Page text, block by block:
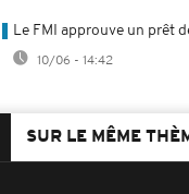
Le FMI approuve un prêt
10/06 - 14:42
SUR LE MÊME